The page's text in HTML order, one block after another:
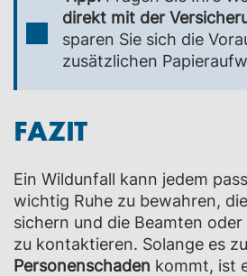
direkt mit der
sparen Sie sich die
zusätzlichen
FAZIT
Ein Wildunfall kann jedem
wichtig Ruhe zu bewahren, die
sichern und die Beamten
zu kontaktieren. Solange es
Personenschaden kommt, ist